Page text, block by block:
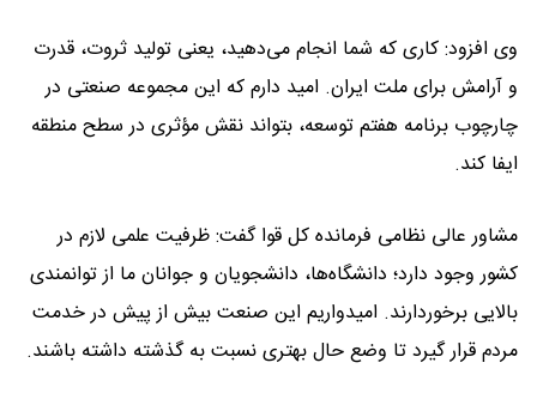
وی افزود: کاری که شما انجام می‌دهید، یعنی تولید ثروت، قدرت
و آرامش برای ملت ایران. امید دارم که این مجموعه صنعتی در
چارچوب برنامه هفتم توسعه، بتواند نقش مؤثری در سطح منطقه
ایفا کند.
مشاور عالی نظامی فرمانده کل قوا گفت: ظرفیت علمی لازم در
کشور وجود دارد؛ دانشگاه‌ها، دانشجویان و جوانان ما از توانمندی
بالایی برخوردارند. امیدواریم این صنعت بیش از پیش در خدمت
مردم قرار گیرد تا وضع حال بهتری نسبت به گذشته داشته باشند.